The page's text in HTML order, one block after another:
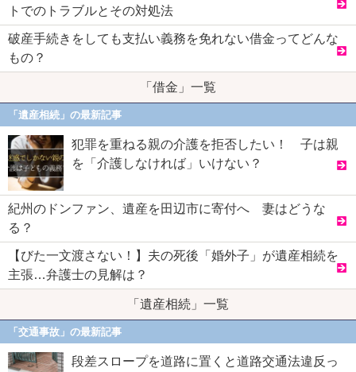
トでのトラブルとその対処法
破産手続きをしても支払い義務を免れない借金ってどんな
もの？
「借金」一覧
「遺産相続」の最新記事
犯罪を重ねる親の介護を拒否したい！ 子は親
を「介護しなければ」いけない？
紀州のドンファン、遺産を田辺市に寄付へ 妻はどうな
る？
【びた一文渡さない！】夫の死後「婚外子」が遺産相続を
主張…弁護士の見解は？
「遺産相続」一覧
「交通事故」の最新記事
段差スロープを道路に置くと道路交通法違反っ